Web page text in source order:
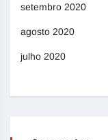
setembro 2020
agosto 2020
julho 2020